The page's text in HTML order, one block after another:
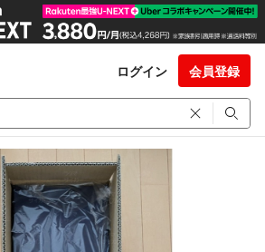
ログイン 会員登録